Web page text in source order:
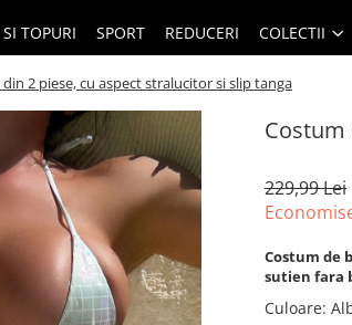
TOPURI SPORT REDUCERI COLECTII
2 piese, cu aspect stralucitor si slip tanga
Costum
229,99 Lei
Costum de
sutien fara
Culoare: